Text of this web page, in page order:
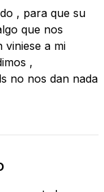
, para que su
que nos
viniese a mi
,
no nos dan nada